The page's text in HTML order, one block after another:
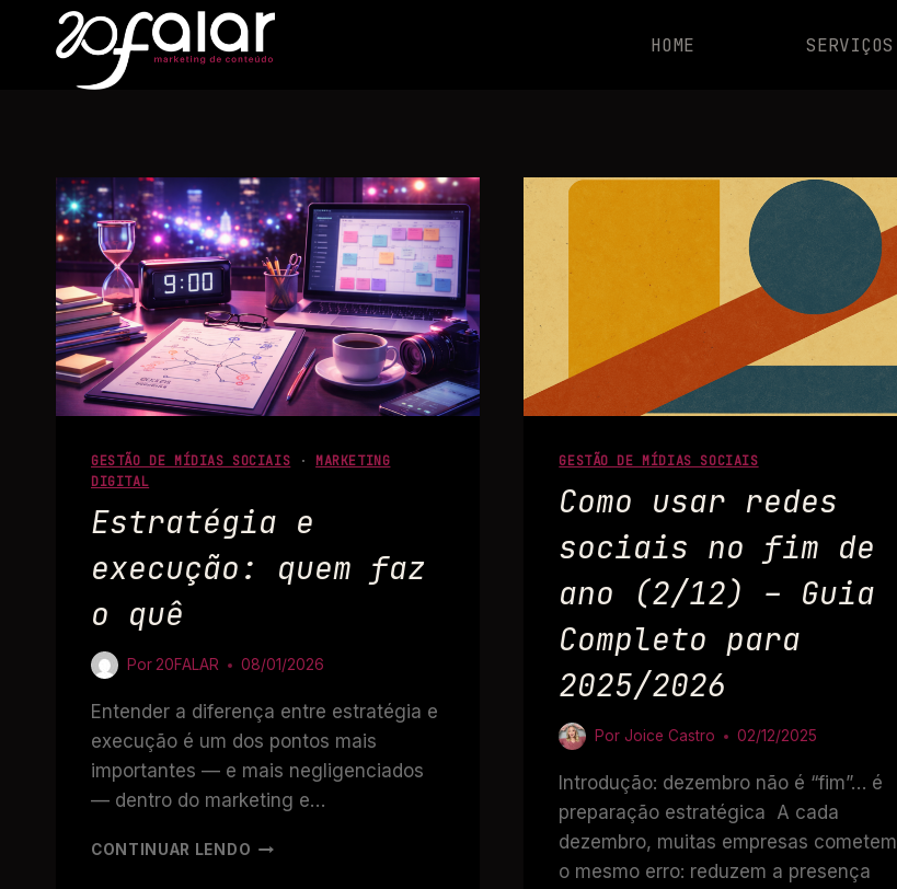
HOME SERVIÇOS
GESTÃO DE MÍDIAS SOCIAIS · MARKETING
DIGITAL
Estratégia e
execução: quem faz
o quê
Por20FALAR 08/01/2026
Entender a diferença entre estratégia e
execução é um dos pontos mais
importantes — e mais negligenciados
— dentro do marketing e…
CONTINUAR LENDO
GESTÃO DE MÍDIAS SOCIAIS
Como usar redes
sociais no fim de
ano (2/12) – Guia
Completo para
2025/2026
Por Joice Castro 02/12/2025
Introdução: dezembro não é “fim”… é
preparação estratégica A cada
dezembro, muitas empresas cometem
o mesmo erro: reduzem a presença